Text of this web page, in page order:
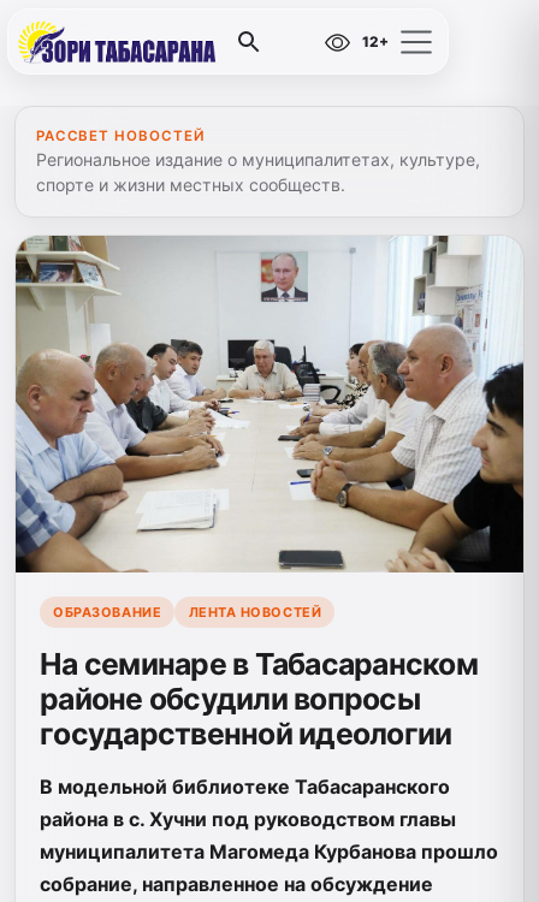
12+
РАССВЕТ НОВОСТЕЙ
Региональное издание о муниципалитетах, культуре,
спорте и жизни местных сообществ.
ОБРАЗОВАНИЕ ЛЕНТА НОВОСТЕЙ
На семинаре в Табасаранском
районе обсудили вопросы
государственной идеологии
В модельной библиотеке Табасаранского
района в с. Хучни под руководством главы
муниципалитета Магомеда Курбанова прошло
собрание, направленное на обсуждение